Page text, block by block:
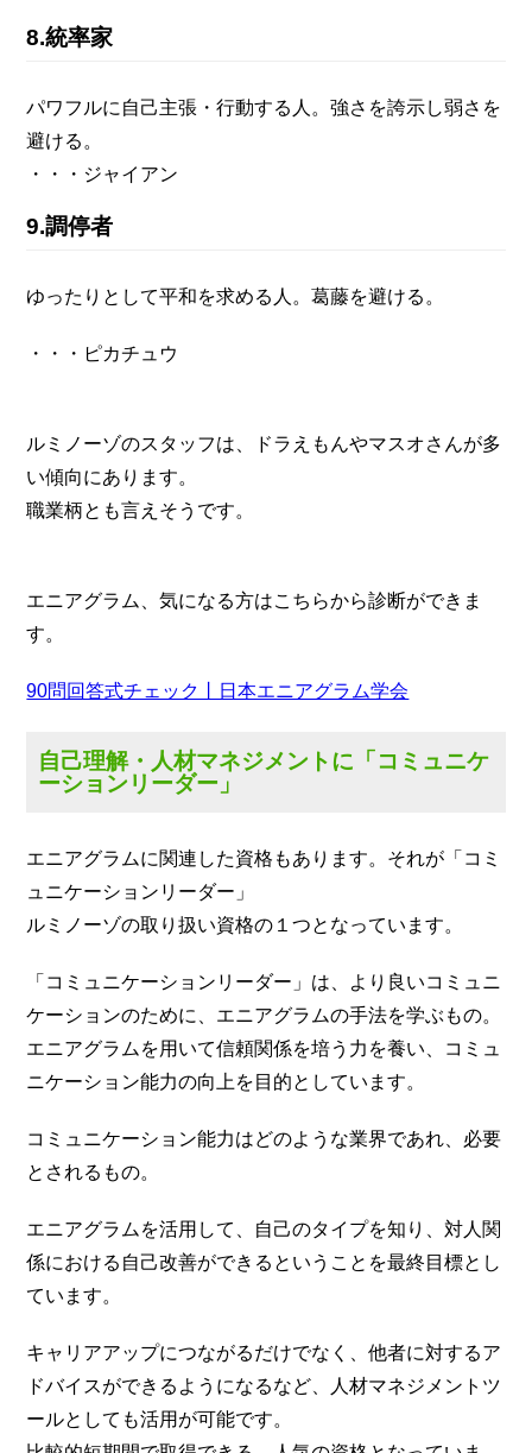
8.統率家
パワフルに自己主張・行動する人。強さを誇示し弱さを
避ける。
・・・ジャイアン
9.調停者
ゆったりとして平和を求める人。葛藤を避ける。
・・・ピカチュウ
ルミノーゾのスタッフは、ドラえもんやマスオさんが多
い傾向にあります。
職業柄とも言えそうです。
エニアグラム、気になる方はこちらから診断ができま
す。
90問回答式チェック丨日本エニアグラム学会
自己理解・人材マネジメントに「コミュニケ
ーションリーダー」
エニアグラムに関連した資格もあります。それが「コミ
ュニケーションリーダー」
ルミノーゾの取り扱い資格の１つとなっています。
「コミュニケーションリーダー」は、より良いコミュニ
ケーションのために、エニアグラムの手法を学ぶもの。
エニアグラムを用いて信頼関係を培う力を養い、コミュ
ニケーション能力の向上を目的としています。
コミュニケーション能力はどのような業界であれ、必要
とされるもの。
エニアグラムを活用して、自己のタイプを知り、対人関
係における自己改善ができるということを最終目標とし
ています。
キャリアアップにつながるだけでなく、他者に対するア
ドバイスができるようになるなど、人材マネジメントツ
ールとしても活用が可能です。